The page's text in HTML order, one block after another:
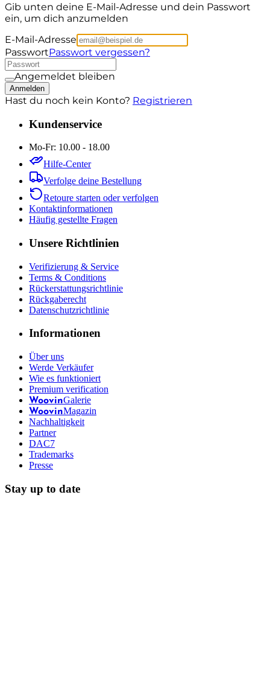
Gib unten deine E-Mail-Adresse und dein Passwort
ein, um dich anzumelden
E-Mail-Adresse
PasswortPasswort vergessen?
Angemeldet bleiben
Anmelden
Hast du noch kein Konto? Registrieren
Kundenservice
Mo-Fr: 10.00 - 18.00
Hilfe-Center
Verfolge deine Bestellung
Retoure starten oder verfolgen
Kontaktinformationen
Häufig gestellte Fragen
Unsere Richtlinien
Verifizierung & Service
Terms & Conditions
Rückerstattungsrichtlinie
Rückgaberecht
Datenschutzrichtlinie
Informationen
Über uns
Werde Verkäufer
Wie es funktioniert
Premium verification
WoovinGalerie
WoovinMagazin
Nachhaltigkeit
Partner
DAC7
Trademarks
Presse
Stay up to date